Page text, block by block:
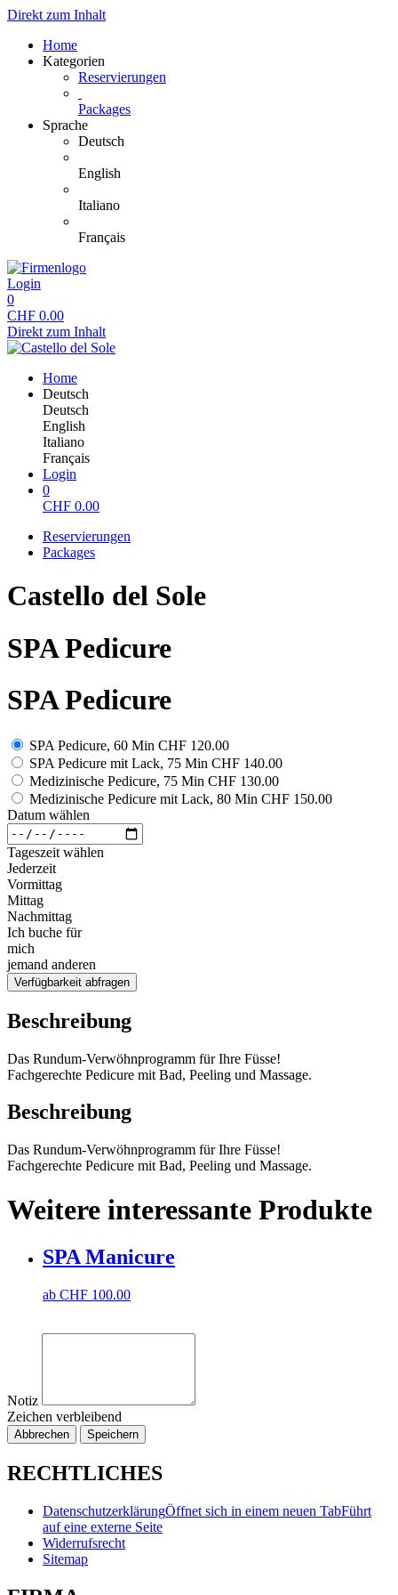
Direkt zum Inhalt
Home
Kategorien
Reservierungen
Packages
Sprache
Deutsch
English
Italiano
Français
Login
0
CHF 0.00
Direkt zum Inhalt
Home
Deutsch
Deutsch
English
Italiano
Français
Login
0
CHF 0.00
Reservierungen
Packages
Castello del Sole
SPA Pedicure
SPA Pedicure
SPA Pedicure, 60 Min CHF 120.00
SPA Pedicure mit Lack, 75 Min CHF 140.00
Medizinische Pedicure, 75 Min CHF 130.00
Medizinische Pedicure mit Lack, 80 Min CHF 150.00
Datum wählen
Tageszeit wählen
Jederzeit
Vormittag
Mittag
Nachmittag
Ich buche für
mich
jemand anderen
Verfügbarkeit abfragen
Beschreibung
Das Rundum-Verwöhnprogramm für Ihre Füsse!
Fachgerechte Pedicure mit Bad, Peeling und Massage.
Beschreibung
Das Rundum-Verwöhnprogramm für Ihre Füsse!
Fachgerechte Pedicure mit Bad, Peeling und Massage.
Weitere interessante Produkte
SPA Manicure
ab CHF 100.00
Notiz
Zeichen verbleibend
Abbrechen Speichern
RECHTLICHES
DatenschutzerklärungÖffnet sich in einem neuen TabFührt
auf eine externe Seite
Widerrufsrecht
Sitemap